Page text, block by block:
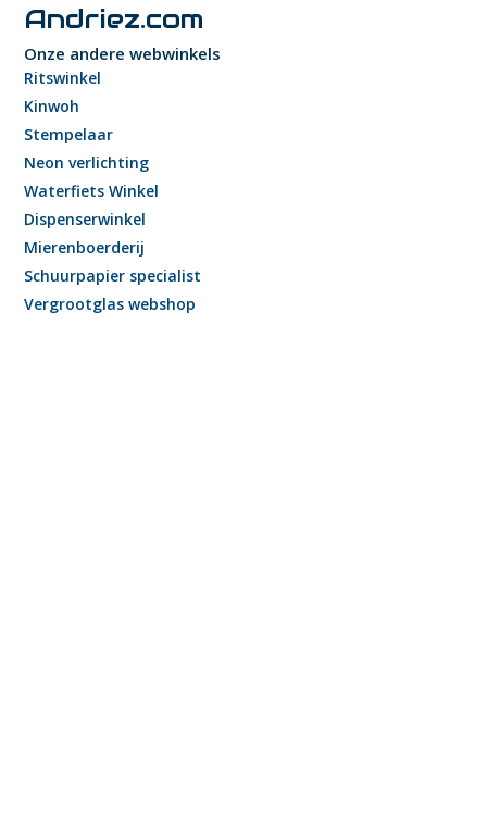
Andriez.com
Onze andere webwinkels
Ritswinkel
Kinwoh
Stempelaar
Neon verlichting
Waterfiets Winkel
Dispenserwinkel
Mierenboerderij
Schuurpapier specialist
Vergrootglas webshop